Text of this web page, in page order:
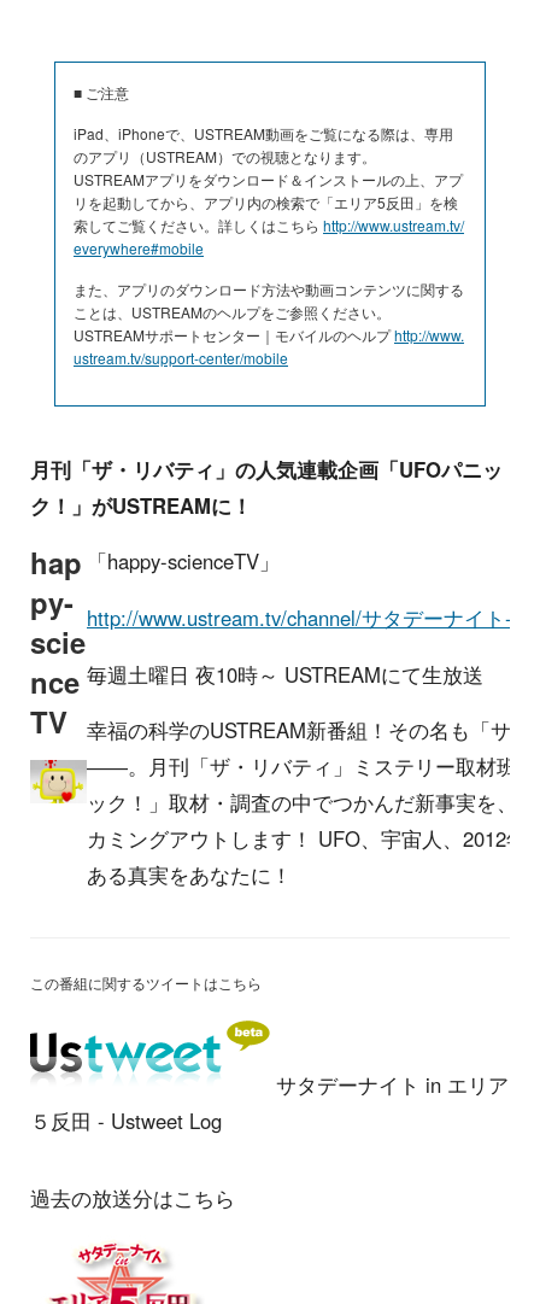
■ ご注意
iPad、iPhoneで、USTREAM動画をご覧になる際は、専用
のアプリ（USTREAM）での視聴となります。
USTREAMアプリをダウンロード＆インストールの上、アプ
リを起動してから、アプリ内の検索で「エリア5反田」を検
索してご覧ください。詳しくはこちら http://www.ustream.tv/
everywhere#mobile
また、アプリのダウンロード方法や動画コンテンツに関する
ことは、USTREAMのヘルプをご参照ください。
USTREAMサポートセンター｜モバイルのヘルプhttp://www.
ustream.tv/support-center/mobile
月刊「ザ・リバティ」の人気連載企画「UFOパニッ
ク！」がUSTREAMに！
hap
py-
scie
nce
TV
「happy-scienceTV」
http://www.ustream.tv/channel/サタデーナイト-
毎週土曜日 夜10時～ USTREAMにて生放送
幸福の科学のUSTREAM新番組！その名も「サ
――。月刊「ザ・リバティ」ミステリー取材班
ック！」取材・調査の中でつかんだ新事実を、
カミングアウトします！ UFO、宇宙人、2012
ある真実をあなたに！
この番組に関するツイートはこちら
サタデーナイト in エリア
５反田 - Ustweet Log
過去の放送分はこちら